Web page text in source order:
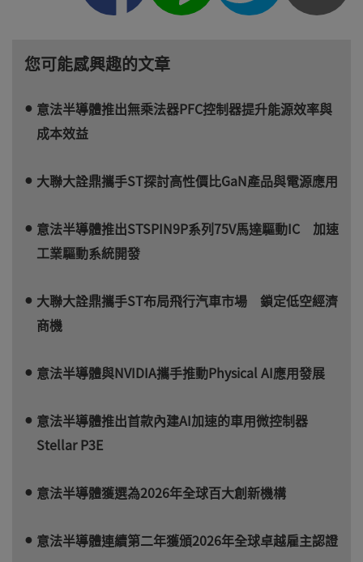
您可能感興趣的文章
意法半導體推出無乘法器PFC控制器提升能源效率與
成本效益
大聯大詮鼎攜手ST探討高性價比GaN產品與電源應用
意法半導體推出STSPIN9P系列75V馬達驅動IC 加速
工業驅動系統開發
大聯大詮鼎攜手ST布局飛行汽車市場 鎖定低空經濟
商機
意法半導體與NVIDIA攜手推動Physical AI應用發展
意法半導體推出首款內建AI加速的車用微控制器
Stellar P3E
意法半導體獲選為2026年全球百大創新機構
意法半導體連續第二年獲頒2026年全球卓越雇主認證